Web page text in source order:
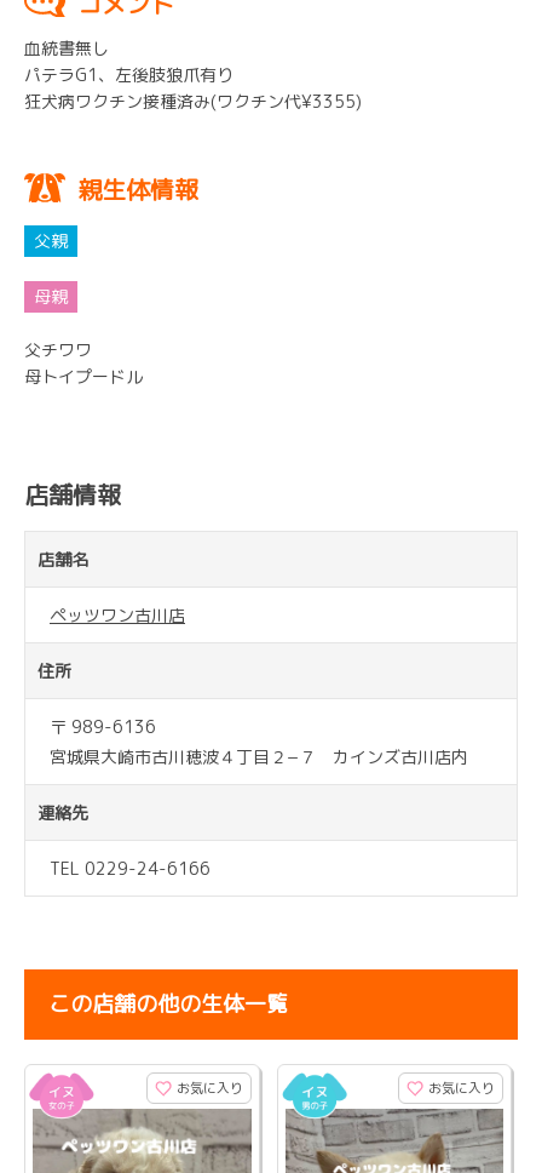
血統書無し
パテラG1、左後肢狼爪有り
狂犬病ワクチン接種済み(ワクチン代¥3355)
親生体情報
父チワワ
母トイプードル
店舗情報
店舗名
ペッツワン古川店
住所
〒 989-6136
宮城県大崎市古川穂波４丁目２−７ カインズ古川店内
連絡先
TEL 0229-24-6166
この店舗の他の生体一覧
お気に入り お気に入り